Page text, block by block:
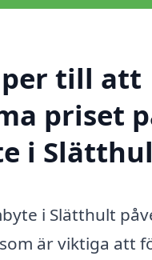
till att
priset
i
i Slätthult
är viktiga att